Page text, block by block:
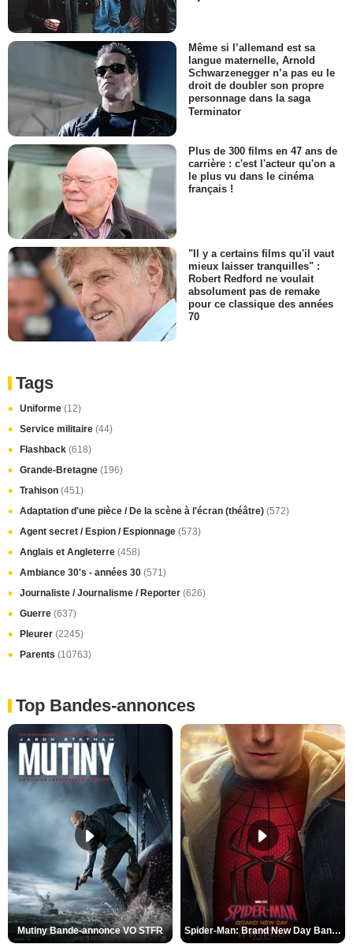
Même si l’allemand est sa
langue maternelle, Arnold
Schwarzenegger n’a pas eu le
droit de doubler son propre
personnage dans la saga
Terminator
Plus de 300 films en 47 ans de
carrière : c'est l'acteur qu'on a
le plus vu dans le cinéma
français !
"Il y a certains films qu'il vaut
mieux laisser tranquilles" :
Robert Redford ne voulait
absolument pas de remake
pour ce classique des années
70
Tags
Uniforme (12)
Service militaire (44)
Flashback (618)
Grande-Bretagne (196)
Trahison (451)
Adaptation d'une pièce / De la scène à l'écran (théâtre) (572)
Agent secret / Espion / Espionnage (573)
Anglais et Angleterre (458)
Ambiance 30's - années 30 (571)
Journaliste / Journalisme / Reporter (626)
Guerre (637)
Pleurer (2245)
Parents (10763)
Top Bandes-annonces
Mutiny Bande-annonce VO STFR Spider-Man: Brand New Day Bande-annonce VO STFR